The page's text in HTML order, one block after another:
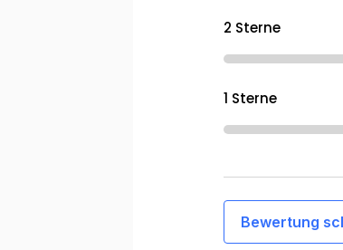
2 Sterne
1 Sterne
Bewertung